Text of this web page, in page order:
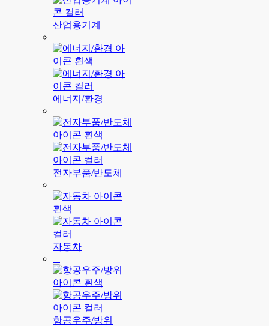
산업용기계
에너지/환경
전자부품/반도체
자동차
항공우주/방위